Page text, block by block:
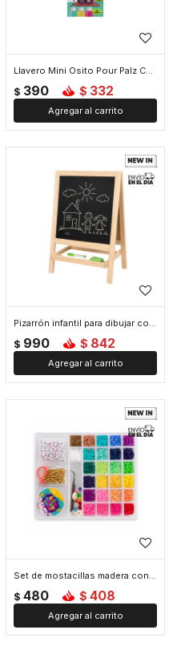
Llavero Mini Osito Pour Palz Color Sorpresa
$ 390 $ 332
Pizarrón infantil para dibujar con soporte y estante
$ 990 $ 842
Set de mostacillas madera con tijera y tanza - Letras y más accesorios
$ 480 $ 408